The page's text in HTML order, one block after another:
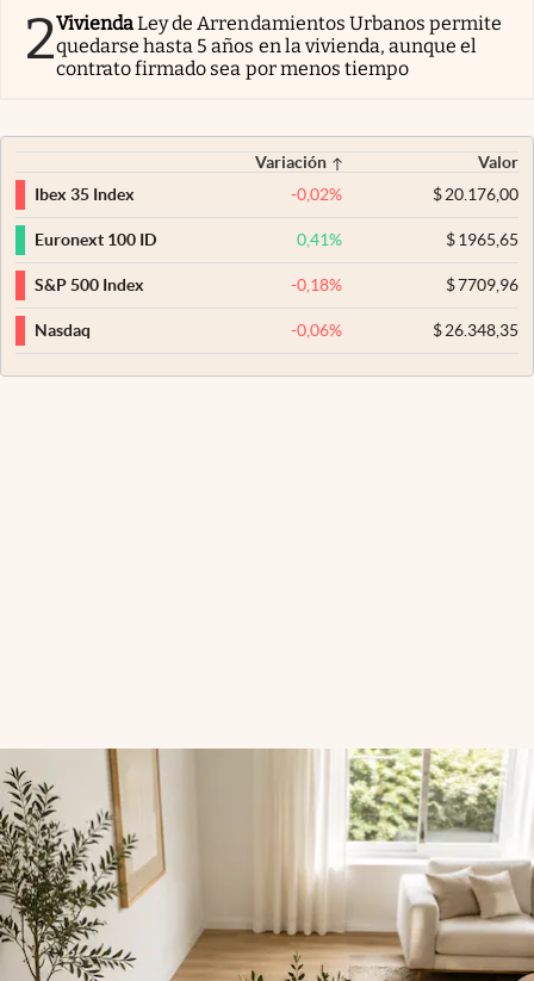
2ViviendaLey de Arrendamientos Urbanos permite
quedarse hasta 5 años en la vivienda, aunque el
contrato firmado sea por menos tiempo
Variación
Valor
Ibex 35 Index
-0,02% $20.176,00
Euronext 100 ID 0,41% $1965,65
S&P 500 Index -0,18% $7709,96
Nasdaq -0,06% $26.348,35